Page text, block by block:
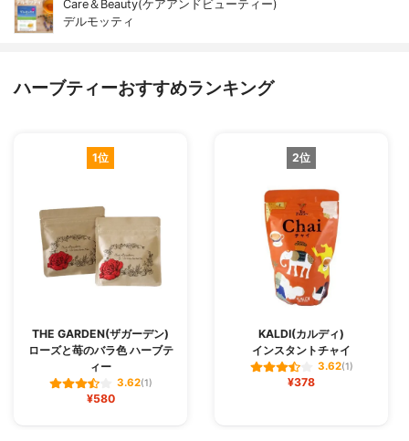
Care＆Beauty(ケアアンドビューティー)
デルモッティ
ハーブティーおすすめランキング
1位
THE GARDEN(ザガーデン)
ローズと苺のバラ色 ハーブテ
ィー
3.62(1)
¥580
2位
KALDI(カルディ)
インスタントチャイ
3.62(1)
¥378